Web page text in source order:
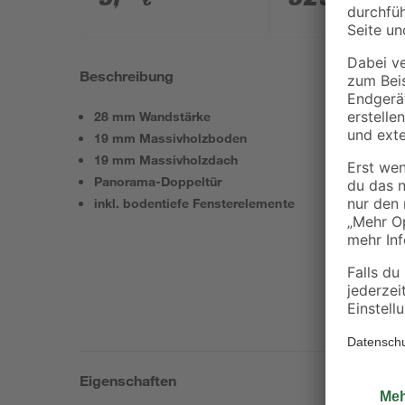
Beschreibung
28 mm Wandstärke
19 mm Massivholzboden
19 mm Massivholzdach
Panorama-Doppeltür
inkl. bodentiefe Fensterelemente
Eigenschaften